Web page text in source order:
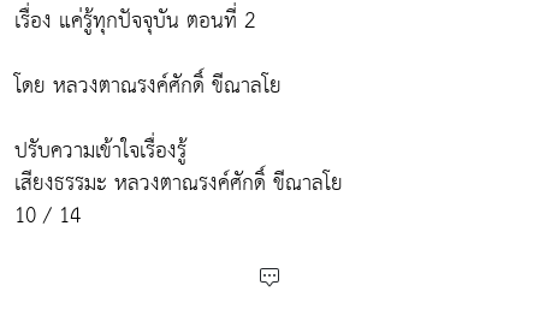
เรื่อง แค่รู้ทุกปัจจุบัน ตอนที่ 2
โดย หลวงตาณรงค์ศักดิ์ ขีณาลโย
ปรับความเข้าใจเรื่องรู้
เสียงธรรมะ หลวงตาณรงค์ศักดิ์ ขีณาลโย
10 / 14